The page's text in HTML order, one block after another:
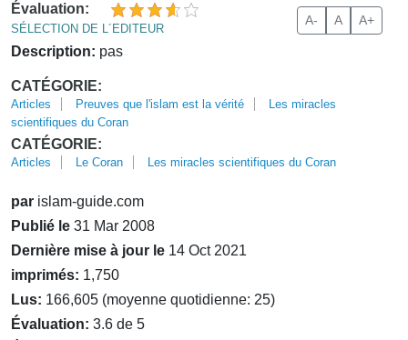
Évaluation:
SÉLECTION DE L´EDITEUR
A- A A+
Description: pas
CATÉGORIE:
Articles Preuves que l'islam est la vérité
Les miracles
scientifiques du Coran
CATÉGORIE:
Articles Le Coran Les miracles scientifiques du Coran
par islam-guide.com
Publié le 31 Mar 2008
Dernière mise à jour le 14 Oct 2021
imprimés: 1,750
Lus: 166,605 (moyenne quotidienne: 25)
Évaluation: 3.6 de 5